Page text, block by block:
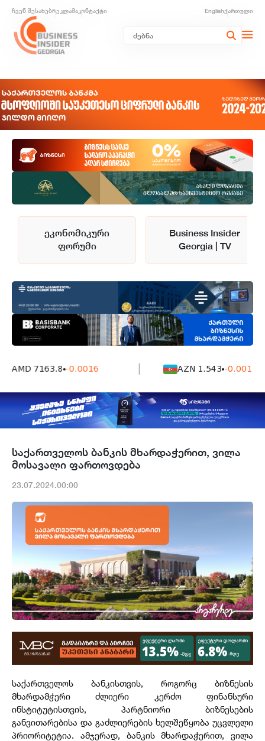
ჩვენ შესახებრეკლამაკონტაქტი Englishქართული
ეკონომიკური
ფორუმი
Business Insider
Georgia | TV
AMD 7163.8 -0.0016 AZN 1.543 -0.001
საქართველოს ბანკის მხარდაჭერით, ვილა
მოსავალი ფართოვდება
23.07.2024.00:00
საქართველოს ბანკისთვის, როგორც ბიზნესის
მხარდამჭერი ძლიერი კერძო ფინანსური
ინსტიტუტისთვის, პარტნიორი ბიზნესების
განვითარებისა და გაძლიერების ხელშეწყობა უცვლელი
პრიორიტეტია. ამჯერად, ბანკის მხარდაჭერით, ვილა